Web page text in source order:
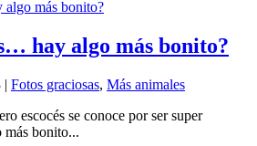
hay algo más bonito?
| Fotos graciosas, Más animales
escocés se conoce por ser super
más bonito...